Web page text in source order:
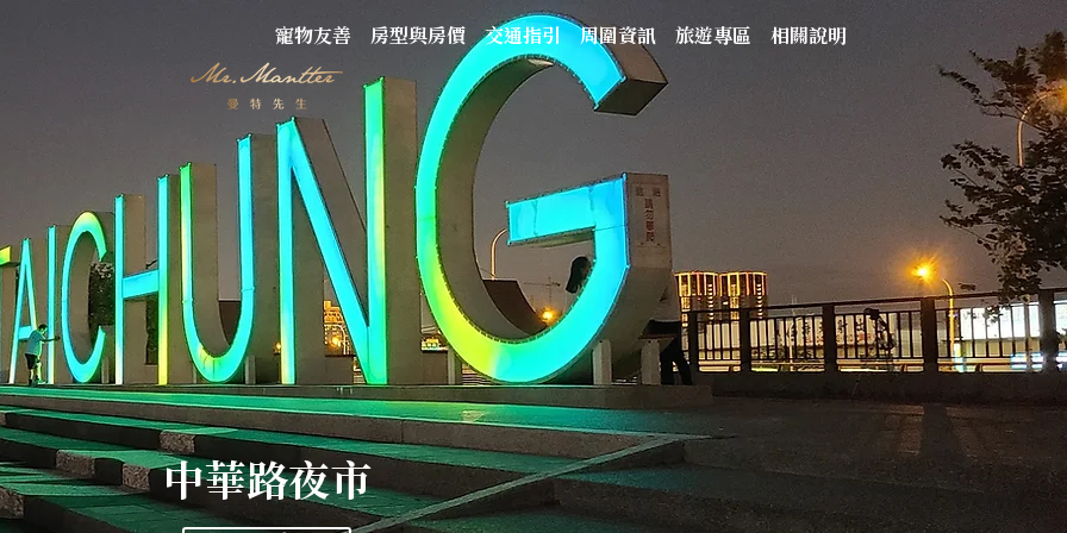
寵物友善 房型與房價 交通指引 周圍資訊 旅遊專區 相關說明
中華路夜市